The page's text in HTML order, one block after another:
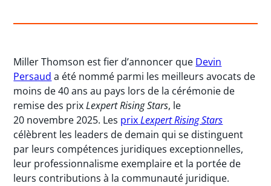
Miller Thomson est fier d’annoncer que Devin
Persaud a été nommé parmi les meilleurs avocats de
moins de 40 ans au pays lors de la cérémonie de
remise des prixLexpert Rising Stars, le
20 novembre 2025. Les prixLexpert Rising Stars
célèbrent les leaders de demain qui se distinguent
par leurs compétences juridiques exceptionnelles,
leur professionnalisme exemplaire et la portée de
leurs contributions à la communauté juridique.